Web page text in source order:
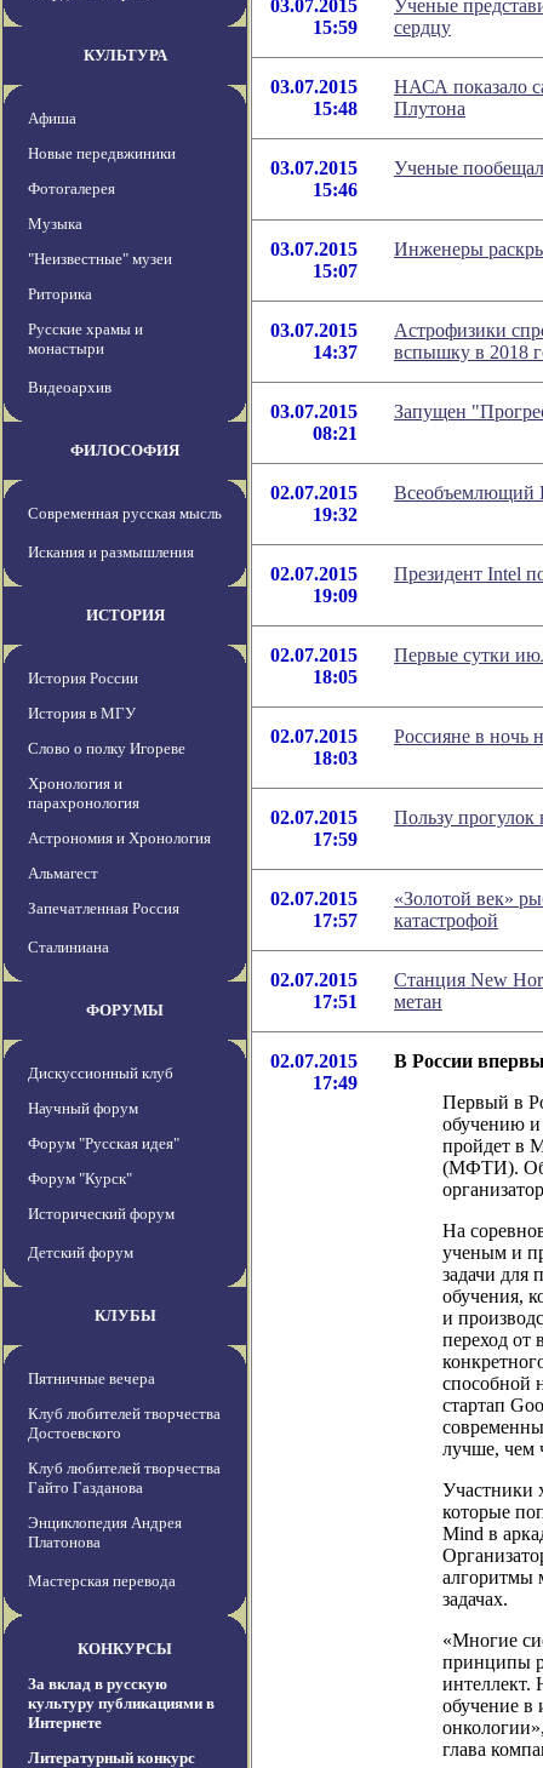
КУЛЬТУРА
Афиша
Новые передвжиники
Фотогалерея
Музыка
"Неизвестные" музеи
Риторика
Русские храмы и
монастыри
Видеоархив
ФИЛОСОФИЯ
Современная русская мысль
Искания и размышления
ИСТОРИЯ
История России
История в МГУ
Слово о полку Игореве
Хронология и
парахронология
Астрономия и Хронология
Альмагест
Запечатленная Россия
Сталиниана
ФОРУМЫ
Дискуссионный клуб
Научный форум
Форум "Русская идея"
Форум "Курск"
Исторический форум
Детский форум
КЛУБЫ
Пятничные вечера
Клуб любителей творчества
Достоевского
Клуб любителей творчества
Гайто Газданова
Энциклопедия Андрея
Платонова
Мастерская перевода
КОНКУРСЫ
За вклад в русскую
культуру публикациями в
Интернете
Литературный конкурс
03.07.2015
15:59
Ученые
сердцу
03.07.2015
15:48
НАСА показало
Плутона
03.07.2015
15:46
Ученые
03.07.2015
15:07
Инженеры
03.07.2015
14:37
Астрофизики
вспышку в 2018
03.07.2015
08:21
Запущен
02.07.2015
19:32
Всеобъемлющий
02.07.2015
19:09
Президент Intel
02.07.2015
18:05
Первые сутки
02.07.2015
18:03
Россияне в ночь
02.07.2015
17:59
Пользу прогулок
02.07.2015
17:57
«Золотой век»
катастрофой
02.07.2015
17:51
Станция New
метан
02.07.2015
17:49
В России
Первый в
обучению и
пройдет в
(МФТИ). Об
На
ученым и
задачи для
обучения,
и
переход от
способной
стартап
лучше, чем
Участники
которые
Mind в
алгоритмы
задачах.
«Многие
принципы
интеллект.
обучение в
глава